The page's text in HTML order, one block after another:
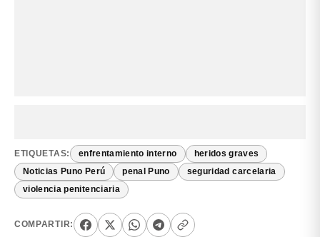
ETIQUETAS: enfrentamiento interno heridos graves
Noticias Puno Perú penal Puno seguridad carcelaria
violencia penitenciaria
COMPARTIR: